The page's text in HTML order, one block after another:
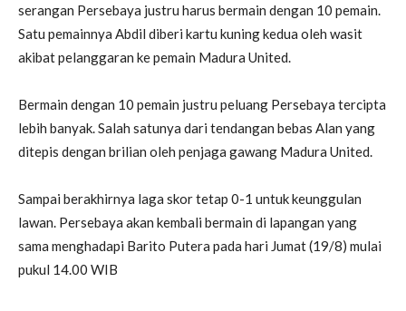
serangan Persebaya justru harus bermain dengan 10 pemain.
Satu pemainnya Abdil diberi kartu kuning kedua oleh wasit
akibat pelanggaran ke pemain Madura United.
Bermain dengan 10 pemain justru peluang Persebaya tercipta
lebih banyak. Salah satunya dari tendangan bebas Alan yang
ditepis dengan brilian oleh penjaga gawang Madura United.
Sampai berakhirnya laga skor tetap 0-1 untuk keunggulan
lawan. Persebaya akan kembali bermain di lapangan yang
sama menghadapi Barito Putera pada hari Jumat (19/8) mulai
pukul 14.00 WIB